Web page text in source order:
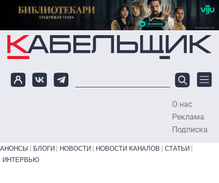
Перейти к основному содержанию
О нас
Реклама
Подписка
Primary links bottom
АНОНСЫ БЛОГИ НОВОСТИ НОВОСТИ КАНАЛОВ
СТАТЬИ
ИНТЕРВЬЮ